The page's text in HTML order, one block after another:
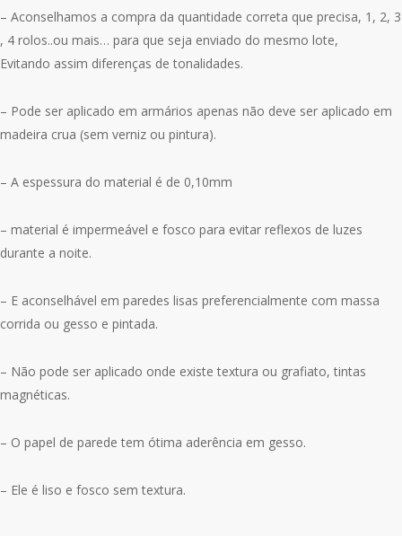
– Aconselhamos a compra da quantidade correta que precisa, 1, 2, 3
, 4 rolos..ou mais… para que seja enviado do mesmo lote,
Evitando assim diferenças de tonalidades.
– Pode ser aplicado em armários apenas não deve ser aplicado em
madeira crua (sem verniz ou pintura).
– A espessura do material é de 0,10mm
– material é impermeável e fosco para evitar reflexos de luzes
durante a noite.
– E aconselhável em paredes lisas preferencialmente com massa
corrida ou gesso e pintada.
– Não pode ser aplicado onde existe textura ou grafiato, tintas
magnéticas.
– O papel de parede tem ótima aderência em gesso.
– Ele é liso e fosco sem textura.